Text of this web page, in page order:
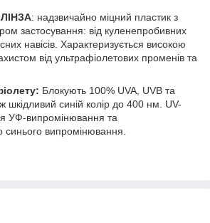
: надзвичайно міцний пластик з
застосування: від куленепробивних
навісів. Характеризується високою
від ультрафіолетових променів та
Блокують 100% UVA, UVB та
шкідливий синій колір до 400 нм. UV-
УФ-випромінювання та
синього випромінювання.